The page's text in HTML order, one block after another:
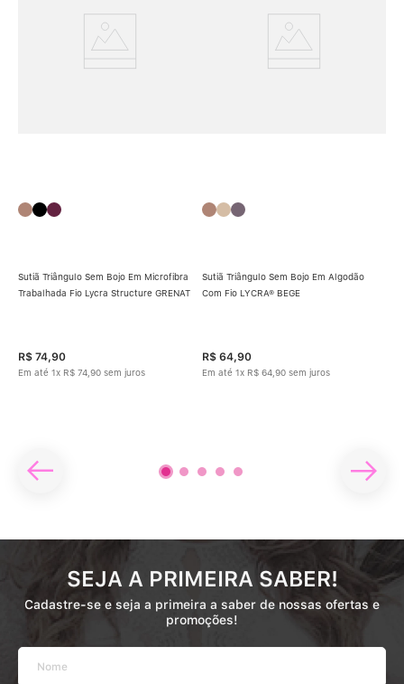
Sutiã Triângulo Sem Bojo Em Microfibra
Trabalhada Fio Lycra Structure GRENAT
R$ 74,90
Em até 1x R$ 74 90 sem juros
Sutiã Triângulo Sem Bojo Em Algodão
Com Fio LYCRA® BEGE
R$ 64,90
Em até 1x R$ 64 90 sem juros
SEJA A PRIMEIRA SABER!
Cadastre-se e seja a primeira a saber de nossas ofertas e
promoções!